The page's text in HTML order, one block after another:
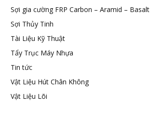
Sợi gia cường FRP Carbon – Aramid – Basalt
Sợi Thủy Tinh
Tài Liệu Kỹ Thuật
Tẩy Trục Máy Nhựa
Tin tức
Vật Liệu Hút Chân Không
Vật Liệu Lõi